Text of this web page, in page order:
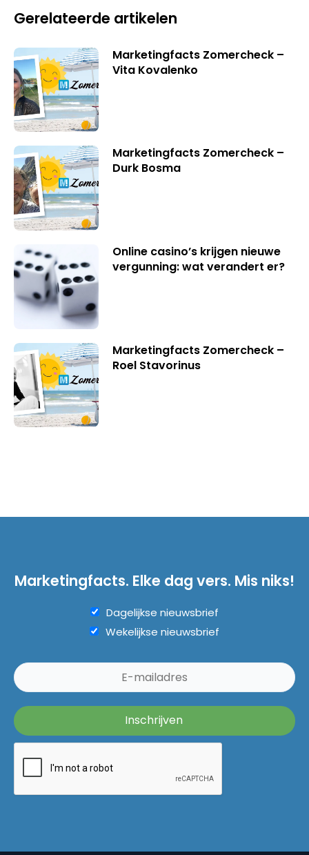
Gerelateerde artikelen
Marketingfacts Zomercheck –
Vita Kovalenko
Marketingfacts Zomercheck –
Durk Bosma
Online casino’s krijgen nieuwe
vergunning: wat verandert er?
Marketingfacts Zomercheck –
Roel Stavorinus
Marketingfacts. Elke dag vers. Mis niks!
Dagelijkse nieuwsbrief
Wekelijkse nieuwsbrief